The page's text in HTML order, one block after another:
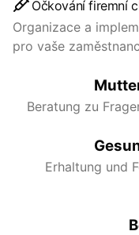
Očkování firemní
Organizace a
pro vaše
Beratung zu
Erhaltung und